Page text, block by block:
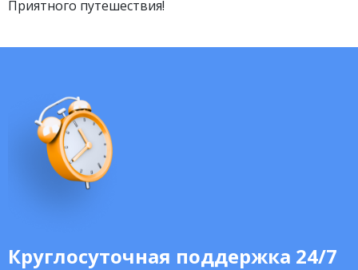
Приятного путешествия!
Круглосуточная поддержка 24/7